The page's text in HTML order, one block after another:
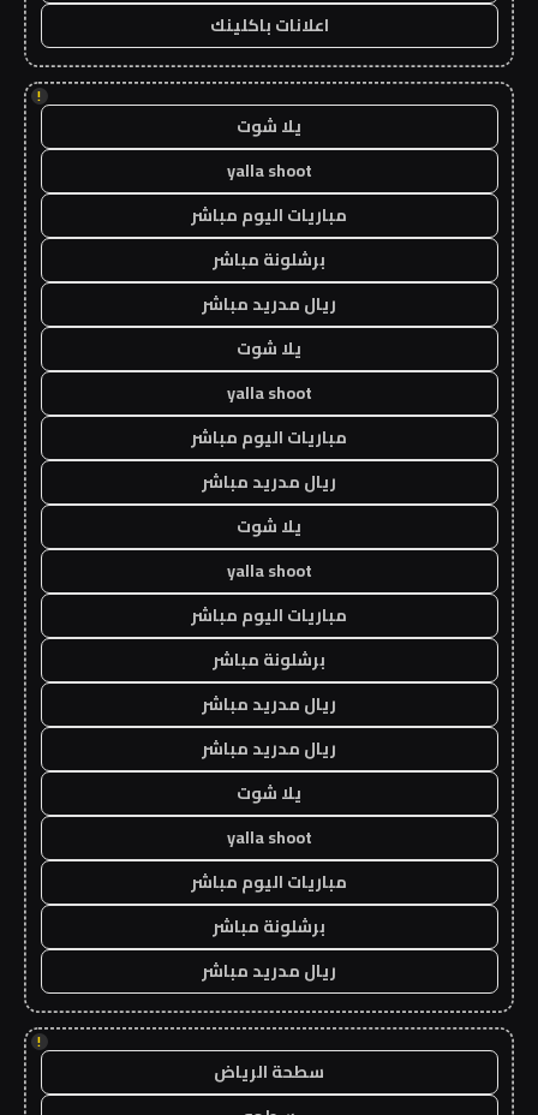
اعلانات باكلينك
!
يلا شوت
yalla shoot
مباريات اليوم مباشر
برشلونة مباشر
ريال مدريد مباشر
يلا شوت
yalla shoot
مباريات اليوم مباشر
ريال مدريد مباشر
يلا شوت
yalla shoot
مباريات اليوم مباشر
برشلونة مباشر
ريال مدريد مباشر
ريال مدريد مباشر
يلا شوت
yalla shoot
مباريات اليوم مباشر
برشلونة مباشر
ريال مدريد مباشر
!
سطحة الرياض